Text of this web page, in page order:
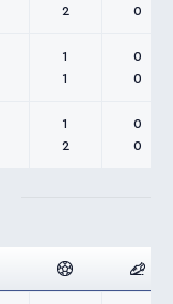
2
0
1
1
0
0
1
2
0
0